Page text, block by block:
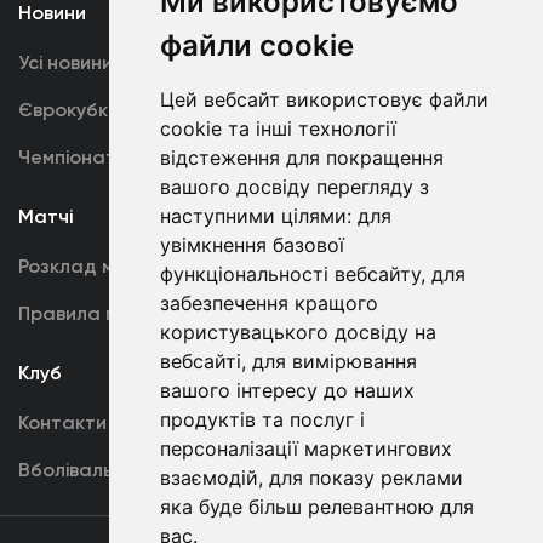
файли cookie
Цей вебсайт використовує файли
cookie та інші технології
відстеження для покращення
вашого досвіду перегляду з
наступними цілями: для
увімкнення базової
функціональності вебсайту, для
забезпечення кращого
користувацького досвіду на
вебсайті, для вимірювання
вашого інтересу до наших
продуктів та послуг і
персоналізації маркетингових
взаємодій, для показу реклами
яка буде більш релевантною для
вас.
Новини
Усі новини
Єврокубки
Чемпіонат України
Медіа
Динамо TV
Фотогалерея
Акредитація
Матчі
Розклад матчів
Правила поведінки
Команда
Перша команда
U19
Клуб
Контакти
Вболівальникам